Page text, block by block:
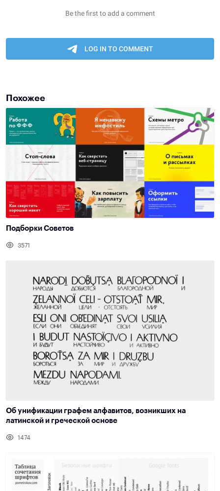
Похожее
Подборки Советов
3571
Об унификации графем алфавитов, возникших на
латинской и греческой основе
1474